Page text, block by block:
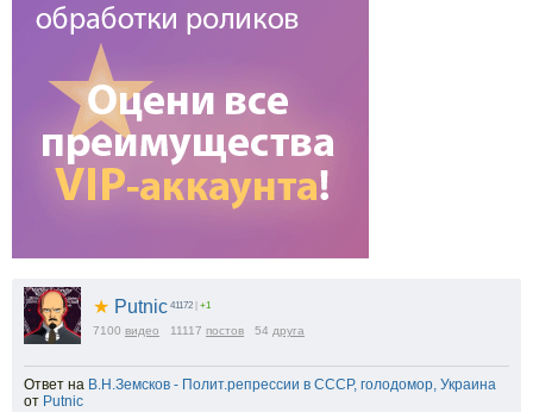
★ Putnic 41172 +1
7100 видео 11117 постов 54 друга
Ответ на В.Н.Земсков - Полит.репрессии в СССР, голодомор, Украина
от Putnic